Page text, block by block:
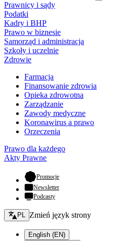
Prawnicy i sądy
Podatki
Kadry i BHP
Prawo w biznesie
Samorząd i administracja
Szkoły i uczelnie
Zdrowie
Farmacja
Finansowanie zdrowia
Opieka zdrowotna
Zarządzanie
Zawody medyczne
Koronawirus a prawo
Orzeczenia
Prawo dla każdego
Akty Prawne
Promocje- otwiera się w nowej karcie
Newsletter
Podcasty
Zmień język - bieżący:
PL Zmień język strony
English (EN)